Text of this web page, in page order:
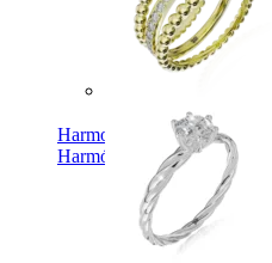
Harmony
Harmónia klasiky a